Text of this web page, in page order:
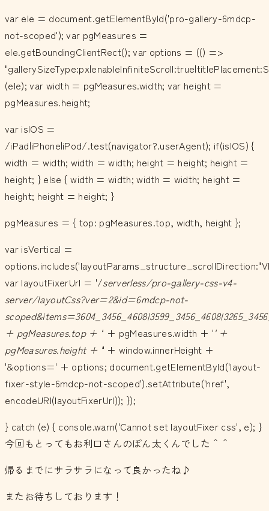
var ele = document.getElementById('pro-gallery-6mdcp-
not-scoped'); var pgMeasures =
ele.getBoundingClientRect(); var options = (() =>
(ele); var width = pgMeasures.width; var height =
pgMeasures.height;
var isIOS =
/iPad|iPhone|iPod/.test(navigator?.userAgent); if(isIOS) {
width = width; width = width; height = height; height =
height; } else { width = width; width = width; height =
height; height = height; }
pgMeasures = { top: pgMeasures.top, width, height };
var isVertical =
var layoutFixerUrl = '/serverless/pro-gallery-css-v4-
server/layoutCss?ver=2&id=6mdcp-not-
+ pgMeasures.top + '' + pgMeasures.width + '' +
pgMeasures.height + '' + window.innerHeight +
'&options=' + options; document.getElementById('layout-
fixer-style-6mdcp-not-scoped').setAttribute('href',
encodeURI(layoutFixerUrl)); });
} catch (e) { console.warn('Cannot set layoutFixer css', e); }
今回もとってもお利口さんのぽん太くんでした＾＾
帰るまでにサラサラになって良かったね♪
またお待ちしております！